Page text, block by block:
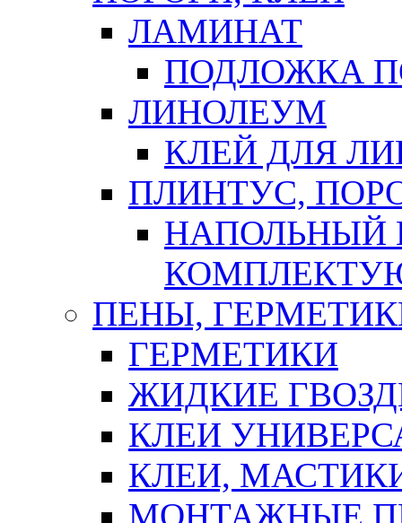
ЛАМИНАТ
ПОДЛОЖКА
ЛИНОЛЕУМ
КЛЕЙ ДЛЯ
ПЛИНТУС,
НАПОЛЬНЫЙ
ПЕНЫ,
ГЕРМЕТИКИ
ЖИДКИЕ
КЛЕИ
КЛЕИ,